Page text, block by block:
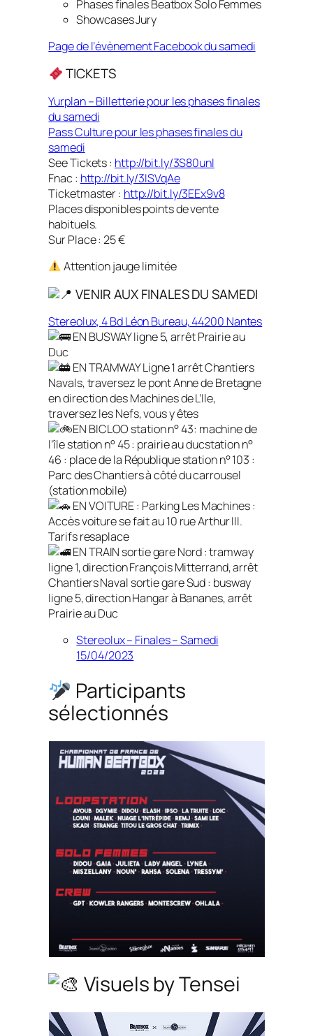
Phases finales Beatbox Solo Femmes
Showcases Jury
Page de l’évènement Facebook du samedi
TICKETS
Yurplan – Billetterie pour les phases finales
du samedi
Pass Culture pour les phases finales du
samedi
See Tickets : http://bit.ly/3S80unl
Fnac : http://bit.ly/3ISVqAe
Ticketmaster : http://bit.ly/3EEx9v8
Places disponibles points de vente
habituels.
Sur Place : 25 €
Attention jauge limitée
VENIR AUX FINALES DU SAMEDI
Stereolux, 4 Bd Léon Bureau, 44200 Nantes
EN BUSWAY ligne 5, arrêt Prairie au
Duc​
EN TRAMWAY Ligne 1 arrêt Chantiers
Navals, ​traversez le pont Anne de Bretagne
en direction des Machines de L’Ile,
traversez les Nefs, vous y êtes
EN BICLOO station n° 43: machine de
l’île station n° 45 : prairie au ducstation n°
46 : place de la République station n° 103 :
Parc des Chantiers à côté du carrousel
(station mobile)
EN VOITURE : Parking Les Machines :
Accès voiture se fait au 10 rue Arthur III.
Tarifs resaplace
EN TRAIN sortie gare Nord : tramway
ligne 1, direction François Mitterrand, arrêt
Chantiers Naval sortie gare Sud : busway
ligne 5, direction Hangar à Bananes, arrêt
Prairie au Duc​​​​
Stereolux – Finales – Samedi
15/04/2023
Participants
sélectionnés
Visuels by Tensei